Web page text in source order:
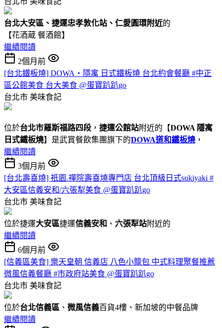
台北大安區、捷運忠孝敦化站、仁愛圓環附近的
【花酒蔵 餐酒館】
繼續閱讀
2個月前
[台北鐵板燒] DOWA・隱寓 日式鐵板燒 台北約會餐廳 #中正
區公館美食 台大美食 @蛋寶趴趴go
台北市 美味食記
位於台北市羅斯福路四段 ， 捷運公館站附近的【DOWA 隱寓
日式鐵板燒】是武賞餐飲集團旗下的DOWA道和鐵板燒 ，
繼續閱讀
3個月前
[台北壽喜燒] 祇園.禪院壽喜燒專門店 台北頂級日式sukiyaki #
大安區信義安和/六張犁美食 @蛋寶趴趴go
台北市 美味食記
位於捷運大安區捷運信義安和 、 六張犁站附近的
繼續閱讀
6個月前
[信義區美食] 樂天皇朝 信義店 八色小籠包 中式料理聚餐推薦
微風信義餐廳 #市政府站美食 @蛋寶趴趴go
台北市 美味食記
位於台北信義區 、 微風信義百貨4樓、新加坡的中餐品牌
繼續閱讀